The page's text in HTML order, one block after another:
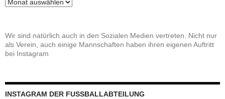
Wir sind natürlich auch in den Sozialen Medien vertreten. Nicht nur
als Verein, auch einige Mannschaften haben ihren eigenen Auftritt
bei Instagram
INSTAGRAM DER FUSSBALLABTEILUNG